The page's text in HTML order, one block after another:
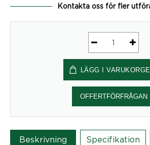
Kontakta oss för fler
Armchair
mängd
LÄGG I
OFFERTFÖRFRÅGAN
Beskrivning Specifikation